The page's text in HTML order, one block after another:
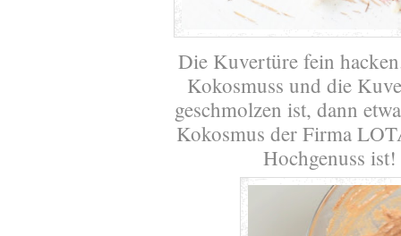
Die Kuvertüre fein
Kokosmuss und die
geschmolzen ist, dann
Kokosmus der Firma
Hochgenuss